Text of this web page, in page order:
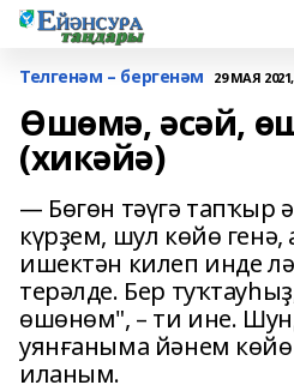
Телгенәм – бергенәм 29 МАЯ
Өшөмә, әсәй,
(хикәйә)
— Бөгөн тәүгә тапҡыр
күрҙем, шул көйө генә,
ишектән килеп инде
терәлде. Бер
өшөнөм", – ти ине.
уянғаныма йәнем
иланым.